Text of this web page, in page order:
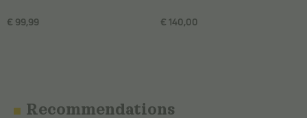
€ 99,99 € 140,00
Recommendations